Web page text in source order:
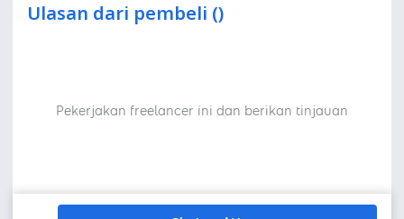
Ulasan dari pembeli ()
Pekerjakan freelancer ini dan berikan tinjauan